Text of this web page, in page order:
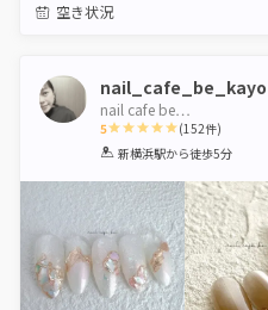
空き状況
nail_cafe_be_kayo
nail cafe be…
5
1 2 3 4 5
(152件)
新横浜駅から徒歩5分